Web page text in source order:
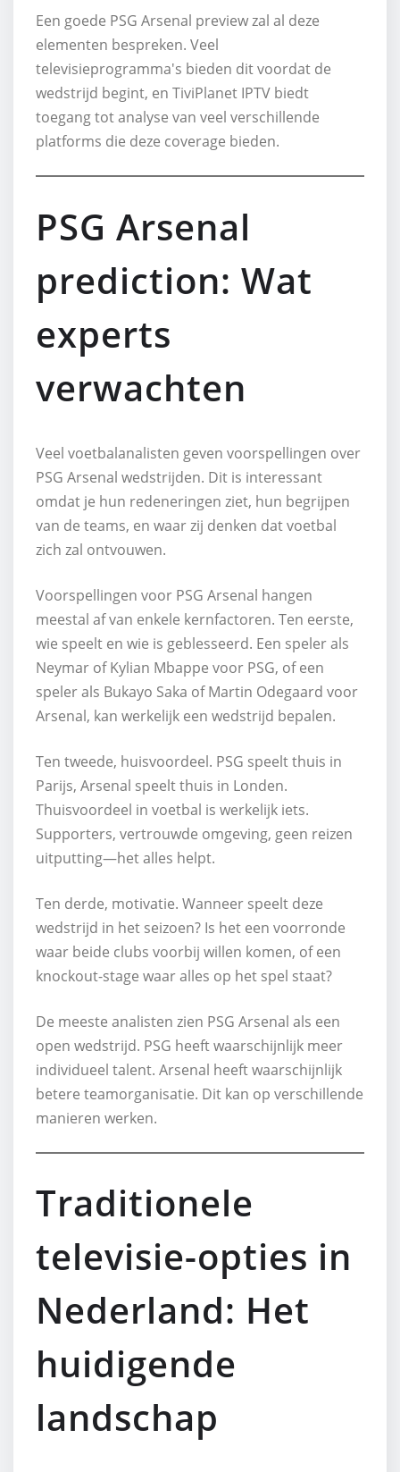
Een goede PSG Arsenal preview zal al deze
elementen bespreken. Veel
televisieprogramma's bieden dit voordat de
wedstrijd begint, en TiviPlanet IPTV biedt
toegang tot analyse van veel verschillende
platforms die deze coverage bieden.
PSG Arsenal
prediction: Wat
experts
verwachten
Veel voetbalanalisten geven voorspellingen over
PSG Arsenal wedstrijden. Dit is interessant
omdat je hun redeneringen ziet, hun begrijpen
van de teams, en waar zij denken dat voetbal
zich zal ontvouwen.
Voorspellingen voor PSG Arsenal hangen
meestal af van enkele kernfactoren. Ten eerste,
wie speelt en wie is geblesseerd. Een speler als
Neymar of Kylian Mbappe voor PSG, of een
speler als Bukayo Saka of Martin Odegaard voor
Arsenal, kan werkelijk een wedstrijd bepalen.
Ten tweede, huisvoordeel. PSG speelt thuis in
Parijs, Arsenal speelt thuis in Londen.
Thuisvoordeel in voetbal is werkelijk iets.
Supporters, vertrouwde omgeving, geen reizen
uitputting—het alles helpt.
Ten derde, motivatie. Wanneer speelt deze
wedstrijd in het seizoen? Is het een voorronde
waar beide clubs voorbij willen komen, of een
knockout-stage waar alles op het spel staat?
De meeste analisten zien PSG Arsenal als een
open wedstrijd. PSG heeft waarschijnlijk meer
individueel talent. Arsenal heeft waarschijnlijk
betere teamorganisatie. Dit kan op verschillende
manieren werken.
Traditionele
televisie-opties in
Nederland: Het
huidigende
landschap